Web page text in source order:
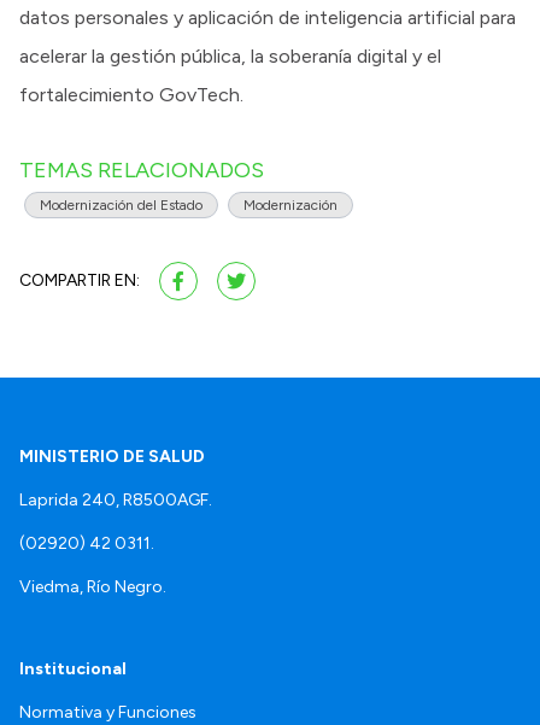
datos personales y aplicación de inteligencia artificial para
acelerar la gestión pública, la soberanía digital y el
fortalecimiento GovTech.
TEMAS RELACIONADOS
Modernización del Estado Modernización
COMPARTIR EN:
MINISTERIO DE SALUD
Laprida 240, R8500AGF.
(02920) 42 0311.
Viedma, Río Negro.
Institucional
Normativa y Funciones